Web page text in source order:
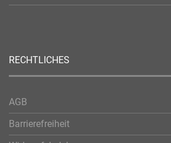
RECHTLICHES
AGB
Barrierefreiheit